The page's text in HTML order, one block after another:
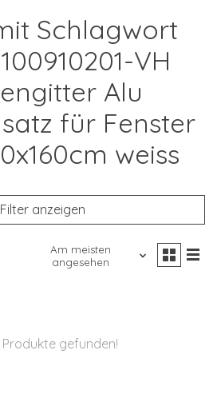
Schlagwort
VH
Alu
für Fenster
weiss
Filter anzeigen
Am meisten
angesehen
Produkte gefunden!